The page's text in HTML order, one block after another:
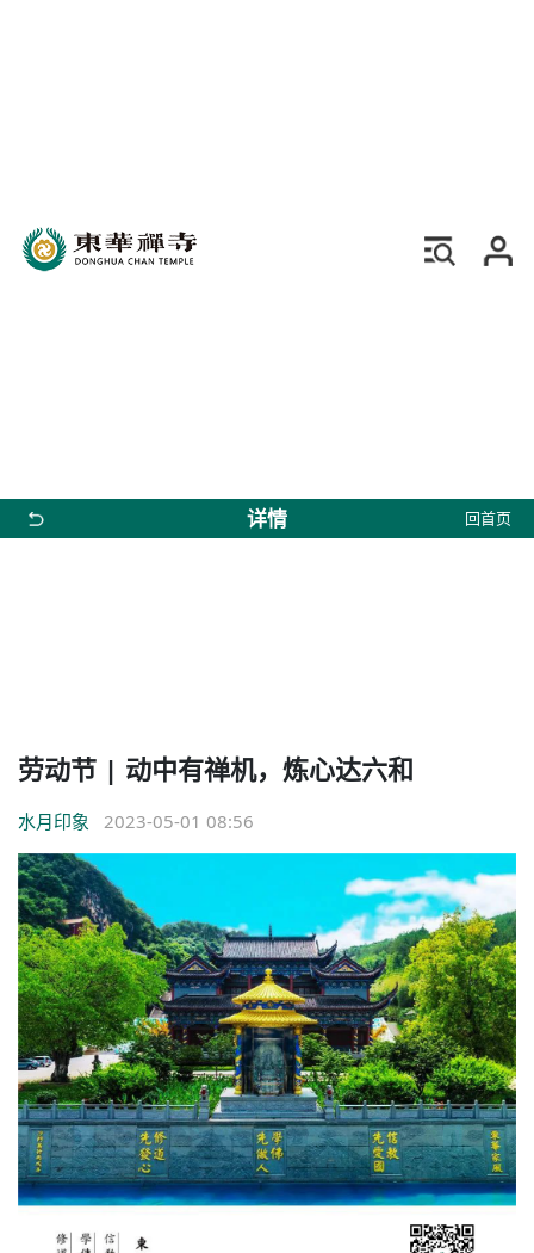
详情 回首页
劳动节 | 动中有禅机，炼心达六和
水月印象 2023-05-01 08:56